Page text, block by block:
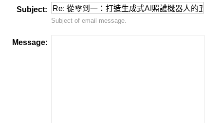
Subject:
Subject of email message.
Message: